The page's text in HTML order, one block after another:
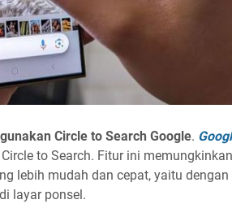
Circle to Search Google.
to Search. Fitur ini
lebih mudah dan cepat, yaitu
layar ponsel.